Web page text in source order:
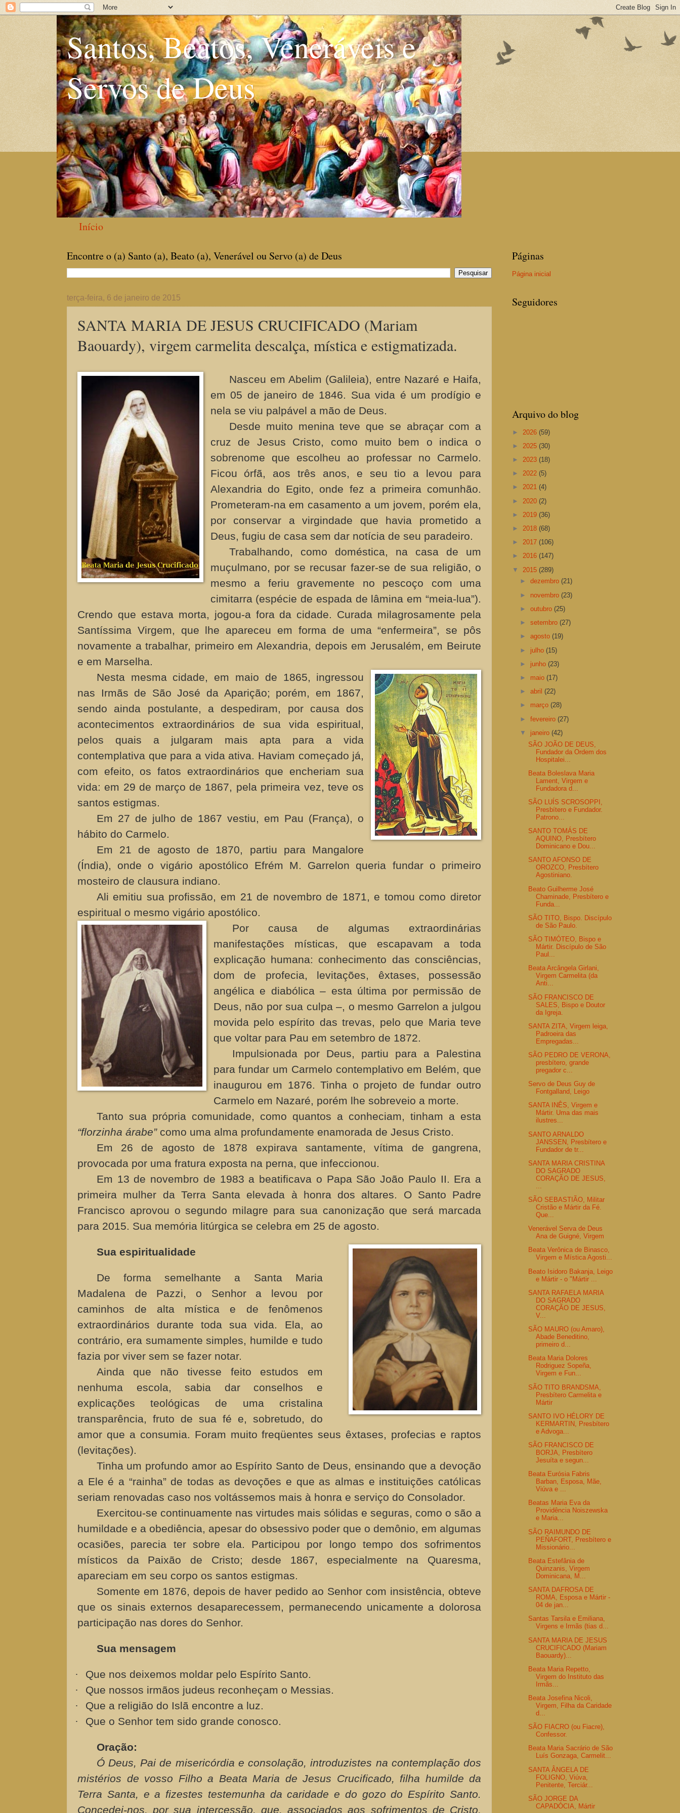
Santos, Beatos, Veneráveis e
Servos de Deus
Início
Encontre o (a) Santo (a), Beato (a), Venerável ou Servo (a) de Deus
terça-feira, 6 de janeiro de 2015
SANTA MARIA DE JESUS CRUCIFICADO (Mariam
Baouardy), virgem carmelita descalça, mística e estigmatizada.
Nasceu em Abelim (Galileia), entre Nazaré e Haifa,
em 05 de janeiro de 1846. Sua vida é um prodígio e
nela se viu palpável a mão de Deus.
Desde muito menina teve que se abraçar com a
cruz de Jesus Cristo, como muito bem o indica o
sobrenome que escolheu ao professar no Carmelo.
Ficou órfã, aos três anos, e seu tio a levou para
Alexandria do Egito, onde fez a primeira comunhão.
Prometeram-na em casamento a um jovem, porém ela,
por conservar a virgindade que havia prometido a
Deus, fugiu de casa sem dar notícia de seu paradeiro.
Trabalhando, como doméstica, na casa de um
muçulmano, por se recusar fazer-se de sua religião, o
mesmo a feriu gravemente no pescoço com uma
cimitarra (espécie de espada de lâmina em “meia-lua”).
Crendo que estava morta, jogou-a fora da cidade. Curada milagrosamente pela
Santíssima Virgem, que lhe apareceu em forma de uma “enfermeira”, se pôs
novamente a trabalhar, primeiro em Alexandria, depois em Jerusalém, em Beirute
e em Marselha.
Nesta mesma cidade, em maio de 1865, ingressou
nas Irmãs de São José da Aparição; porém, em 1867,
sendo ainda postulante, a despediram, por causa dos
acontecimentos extraordinários de sua vida espiritual,
pelos quais a julgaram mais apta para a vida
contemplativa que para a vida ativa. Haviam começado já,
com efeito, os fatos extraordinários que encheriam sua
vida: em 29 de março de 1867, pela primeira vez, teve os
santos estigmas.
Em 27 de julho de 1867 vestiu, em Pau (França), o
hábito do Carmelo.
Em 21 de agosto de 1870, partiu para Mangalore
(Índia), onde o vigário apostólico Efrém M. Garrelon queria fundar o primeiro
mosteiro de clausura indiano.
Ali emitiu sua profissão, em 21 de novembro de 1871, e tomou como diretor
espiritual o mesmo vigário apostólico.
Por causa de algumas extraordinárias
manifestações místicas, que escapavam a toda
explicação humana: conhecimento das consciências,
dom de profecia, levitações, êxtases, possessão
angélica e diabólica – esta última por permissão de
Deus, não por sua culpa –, o mesmo Garrelon a julgou
movida pelo espírito das trevas, pelo que Maria teve
que voltar para Pau em setembro de 1872.
Impulsionada por Deus, partiu para a Palestina
para fundar um Carmelo contemplativo em Belém, que
inaugurou em 1876. Tinha o projeto de fundar outro
Carmelo em Nazaré, porém lhe sobreveio a morte.
Tanto sua própria comunidade, como quantos a conheciam, tinham a esta
“florzinha árabe”como uma alma profundamente enamorada de Jesus Cristo.
Em 26 de agosto de 1878 expirava santamente, vítima de gangrena,
provocada por uma fratura exposta na perna, que infeccionou.
Em 13 de novembro de 1983 a beatificava o Papa São João Paulo II. Era a
primeira mulher da Terra Santa elevada à honra dos altares. O Santo Padre
Francisco aprovou o segundo milagre para sua canonização que será marcada
para 2015. Sua memória litúrgica se celebra em 25 de agosto.
Sua espiritualidade
De forma semelhante a Santa Maria
Madalena de Pazzi, o Senhor a levou por
caminhos de alta mística e de fenômenos
extraordinários durante toda sua vida. Ela, ao
contrário, era sumamente simples, humilde e tudo
fazia por viver sem se fazer notar.
Ainda que não tivesse feito estudos em
nenhuma escola, sabia dar conselhos e
explicações teológicas de uma cristalina
transparência, fruto de sua fé e, sobretudo, do
amor que a consumia. Foram muito freqüentes seus êxtases, profecias e raptos
(levitações).
Tinha um profundo amor ao Espírito Santo de Deus, ensinando que a devoção
a Ele é a “rainha” de todas as devoções e que as almas e instituições católicas
seriam renovadas caso nos voltássemos mais à honra e serviço do Consolador.
Exercitou-se continuamente nas virtudes mais sólidas e seguras, como o são a
humildade e a obediência, apesar do obsessivo poder que o demônio, em algumas
ocasiões, parecia ter sobre ela. Participou por longo tempo dos sofrimentos
místicos da Paixão de Cristo; desde 1867, especialmente na Quaresma,
apareciam em seu corpo os santos estigmas.
Somente em 1876, depois de haver pedido ao Senhor com insistência, obteve
que os sinais externos desaparecessem, permanecendo unicamente a dolorosa
participação nas dores do Senhor.
Sua mensagem
·
Que nos deixemos moldar pelo Espírito Santo.
·
Que nossos irmãos judeus reconheçam o Messias.
·
Que a religião do Islã encontre a luz.
·
Que o Senhor tem sido grande conosco.
Oração:
Ó Deus, Pai de misericórdia e consolação, introduzistes na contemplação dos
mistérios de vosso Filho a Beata Maria de Jesus Crucificado, filha humilde da
Terra Santa, e a fizestes testemunha da caridade e do gozo do Espírito Santo.
Concedei-nos, por sua intercessão, que, associados aos sofrimentos de Cristo,
Páginas
Página inicial
Seguidores
Arquivo do blog
► 2026 (59)
► 2025 (30)
► 2023 (18)
► 2022 (5)
► 2021 (4)
► 2020 (2)
► 2019 (36)
► 2018 (68)
► 2017 (106)
► 2016 (147)
▼ 2015 (289)
►dezembro(21)
► novembro(23)
►outubro(25)
►setembro(27)
►agosto(19)
► julho(15)
► junho(23)
► maio(17)
►abril(22)
► março(28)
►fevereiro(27)
▼ janeiro(42)
SÃO JOÃO DE DEUS,
Fundador da Ordem dos
Hospitalei...
Beata Boleslava Maria
Lament, Virgem e
Fundadora d...
SÃO LUÍS SCROSOPPI,
Presbítero e Fundador.
Patrono...
SANTO TOMÁS DE
AQUINO, Presbítero
Dominicano e Dou...
SANTO AFONSO DE
OROZCO, Presbítero
Agostiniano.
Beato Guilherme José
Chaminade, Presbítero e
Funda...
SÃO TITO, Bispo. Discípulo
de São Paulo.
SÃO TIMÓTEO, Bispo e
Mártir. Discípulo de São
Paul...
Beata Arcângela Girlani,
Virgem Carmelita (da
Anti...
SÃO FRANCISCO DE
SALES, Bispo e Doutor
da Igreja.
SANTA ZITA, Virgem leiga,
Padroeira das
Empregadas...
SÃO PEDRO DE VERONA,
presbítero, grande
pregador c...
Servo de Deus Guy de
Fontgalland, Leigo
SANTA INÊS, Virgem e
Mártir. Uma das mais
ilustres...
SANTO ARNALDO
JANSSEN, Presbítero e
Fundador de tr...
SANTA MARIA CRISTINA
DO SAGRADO
CORAÇÃO DE JESUS,
SÃO SEBASTIÃO, Militar
Cristão e Mártir da Fé.
Que...
Venerável Serva de Deus
Ana de Guigné, Virgem
Beata Verônica de Binasco,
Virgem e Mística Agosti...
Beato Isidoro Bakanja, Leigo
e Mártir - o "Mártir ...
SANTA RAFAELA MARIA
DO SAGRADO
CORAÇÃO DE JESUS,
V...
SÃO MAURO (ou Amaro),
Abade Beneditino,
primeiro d...
Beata Maria Dolores
Rodriguez Sopeña,
Virgem e Fun...
SÃO TITO BRANDSMA,
Presbítero Carmelita e
Mártir
SANTO IVO HÉLORY DE
KERMARTIN, Presbítero
e Advoga...
SÃO FRANCISCO DE
BORJA, Presbítero
Jesuíta e segun...
Beata Eurósia Fabris
Barban, Esposa, Mãe,
Viúva e ...
Beatas Maria Eva da
Providência Noiszewska
e Maria...
SÃO RAIMUNDO DE
PEÑAFORT, Presbítero e
Missionário...
Beata Estefânia de
Quinzanis, Virgem
Dominicana, M...
SANTA DAFROSA DE
ROMA, Esposa e Mártir -
04 de jan...
Santas Tarsila e Emiliana,
Virgens e Irmãs (tias d...
SANTA MARIA DE JESUS
CRUCIFICADO (Mariam
Baouardy)...
Beata Maria Repetto,
Virgem do Instituto das
Irmãs...
Beata Josefina Nicoli,
Virgem, Filha da Caridade
d...
SÃO FIACRO (ou Fiacre),
Confessor.
Beata Maria Sacrário de São
Luís Gonzaga, Carmelit...
SANTA ÂNGELA DE
FOLIGNO, Viúva,
Penitente, Terciár...
SÃO JORGE DA
CAPADÓCIA, Mártir